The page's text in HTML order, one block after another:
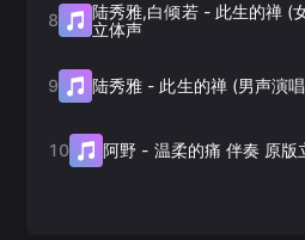
8 陆秀雅,白倾若- 此生的禅 (女声
立体声
9 陆秀雅 - 此生的禅 (男声演
10 阿野 - 温柔的痛 伴奏 原版